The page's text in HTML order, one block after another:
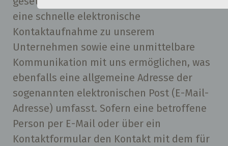
eine schnelle elektronische
Kontaktaufnahme zu unserem
Unternehmen sowie eine unmittelbare
Kommunikation mit uns ermöglichen, was
ebenfalls eine allgemeine Adresse der
sogenannten elektronischen Post (E-Mail-
Adresse) umfasst. Sofern eine betroffene
Person per E-Mail oder über ein
Kontaktformular den Kontakt mit dem für
anderer Bestimmungen mit
Charakter ist die:
San Remo
Anna Maria Lo Giudice
Zum Groden 1
26969 Butjadingen - Tossens
Deutschland
+49 4736 103 077 1
E-Mail: info@sanremo-tossens.de
folgt